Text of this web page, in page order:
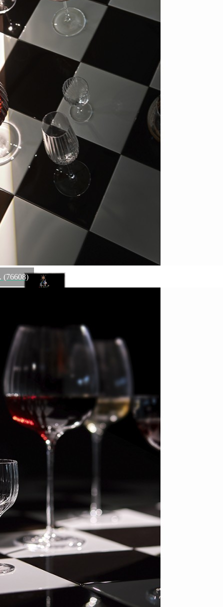
(76608)
8 900
Up
Down
Купить
Информация о доставке
Прочее
Служба доставки СДЭК
Рассчитываем стоимость доставки...
Самовывоз
ПВЗ СДЭК
Рассчитываем стоимость доставки...
Преимущества для клиентов
Закзать в интернет-магазине
Вступайте в ряды довольных клиентов! Создавайте
Вашу территорию уюта!
Доставка
Мы доставим ваш заказ курьером по Москве и Санкт-
Петербургу или службой доставки по всей России.
Оплатите заказ банковской картой, электронными
деньгами или наличными в ближайшем платежном
терминале или наличными.
Позвоните менеджеру по телефону или оформите заказ
Рекомендуем посмотреть
Картина Елка с кристаллами Swarovski (1101)
Быстрый просмотр
8 900
Сахарница sweet, 400 мл, белая (71265)
Набор бокалов для вина sheen, 540 мл, 4 шт. (73975)
Быстрый просмотр
8 900
₽